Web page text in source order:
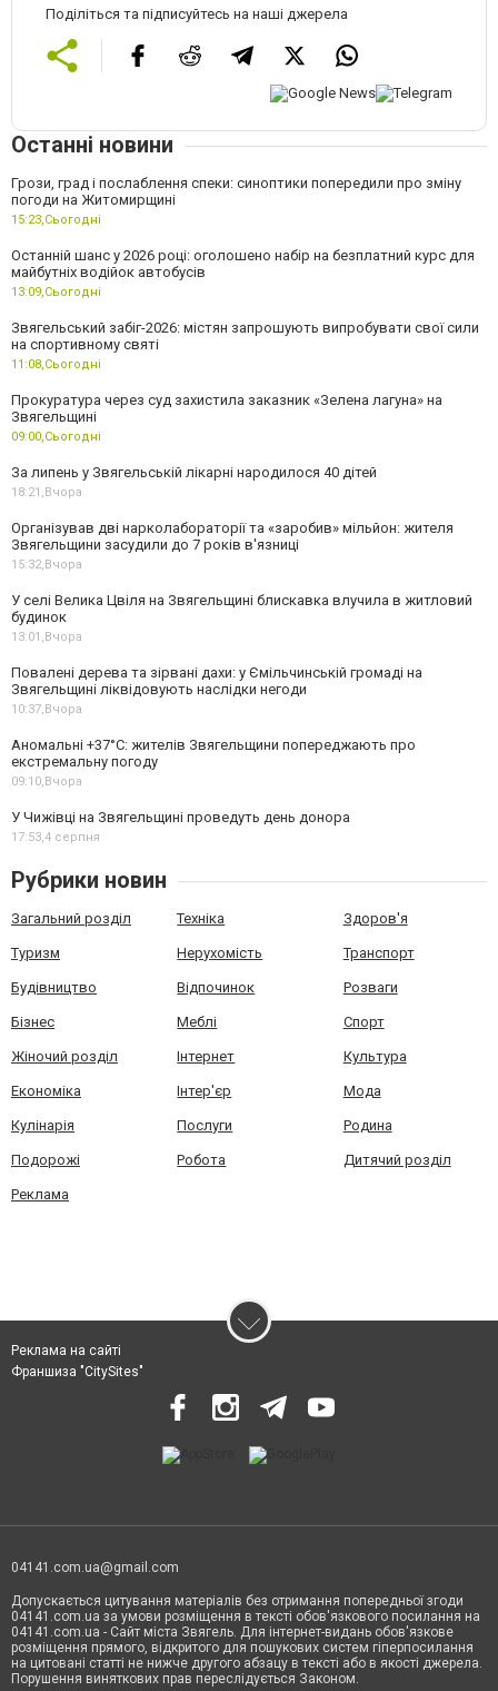
Поділіться та підписуйтесь на наші джерела
Останні новини
Грози, град і послаблення спеки: синоптики попередили про зміну
погоди на Житомирщині
15:23, Сьогодні
Останній шанс у 2026 році: оголошено набір на безплатний курс для
майбутніх водійок автобусів
13:09, Сьогодні
Звягельський забіг-2026: містян запрошують випробувати свої сили
на спортивному святі
11:08, Сьогодні
Прокуратура через суд захистила заказник «Зелена лагуна» на
Звягельщині
09:00, Сьогодні
За липень у Звягельській лікарні народилося 40 дітей
18:21, Вчора
Організував дві нарколабораторії та «заробив» мільйон: жителя
Звягельщини засудили до 7 років в'язниці
15:32, Вчора
У селі Велика Цвіля на Звягельщині блискавка влучила в житловий
будинок
13:01, Вчора
Повалені дерева та зірвані дахи: у Ємільчинській громаді на
Звягельщині ліквідовують наслідки негоди
10:37, Вчора
Аномальні +37°C: жителів Звягельщини попереджають про
екстремальну погоду
09:10, Вчора
У Чижівці на Звягельщині проведуть день донора
17:53, 4 серпня
Рубрики новин
Загальний розділ Техніка Здоров'я
Туризм Нерухомість Транспорт
Будівництво Відпочинок Розваги
Бізнес Меблі Спорт
Жіночий розділ Інтернет Культура
Економіка Інтер'єр Мода
Кулінарія Послуги Родина
Подорожі Робота Дитячий розділ
Реклама
Реклама на сайті
Франшиза "CitySites"
04141.com.ua@gmail.com
Допускається цитування матеріалів без отримання попередньої згоди
04141.com.ua за умови розміщення в тексті обов'язкового посилання на
04141.com.ua - Сайт міста Звягель. Для інтернет-видань обов'язкове
розміщення прямого, відкритого для пошукових систем гіперпосилання
на цитовані статті не нижче другого абзацу в тексті або в якості джерела.
Порушення виняткових прав переслідується Законом.